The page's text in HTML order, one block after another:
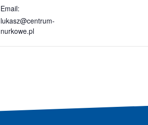
Email:
lukasz@centrum-
nurkowe.pl